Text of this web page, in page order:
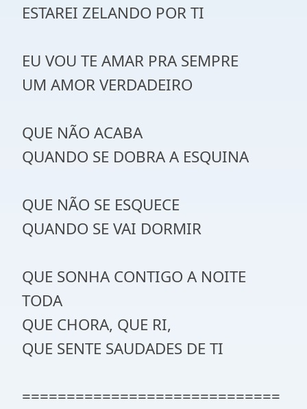
ESTAREI ZELANDO POR TI
EU VOU TE AMAR PRA SEMPRE
UM AMOR VERDADEIRO
QUE NÃO ACABA
QUANDO SE DOBRA A ESQUINA
QUE NÃO SE ESQUECE
QUANDO SE VAI DORMIR
QUE SONHA CONTIGO A NOITE
TODA
QUE CHORA, QUE RI,
QUE SENTE SAUDADES DE TI
=============================